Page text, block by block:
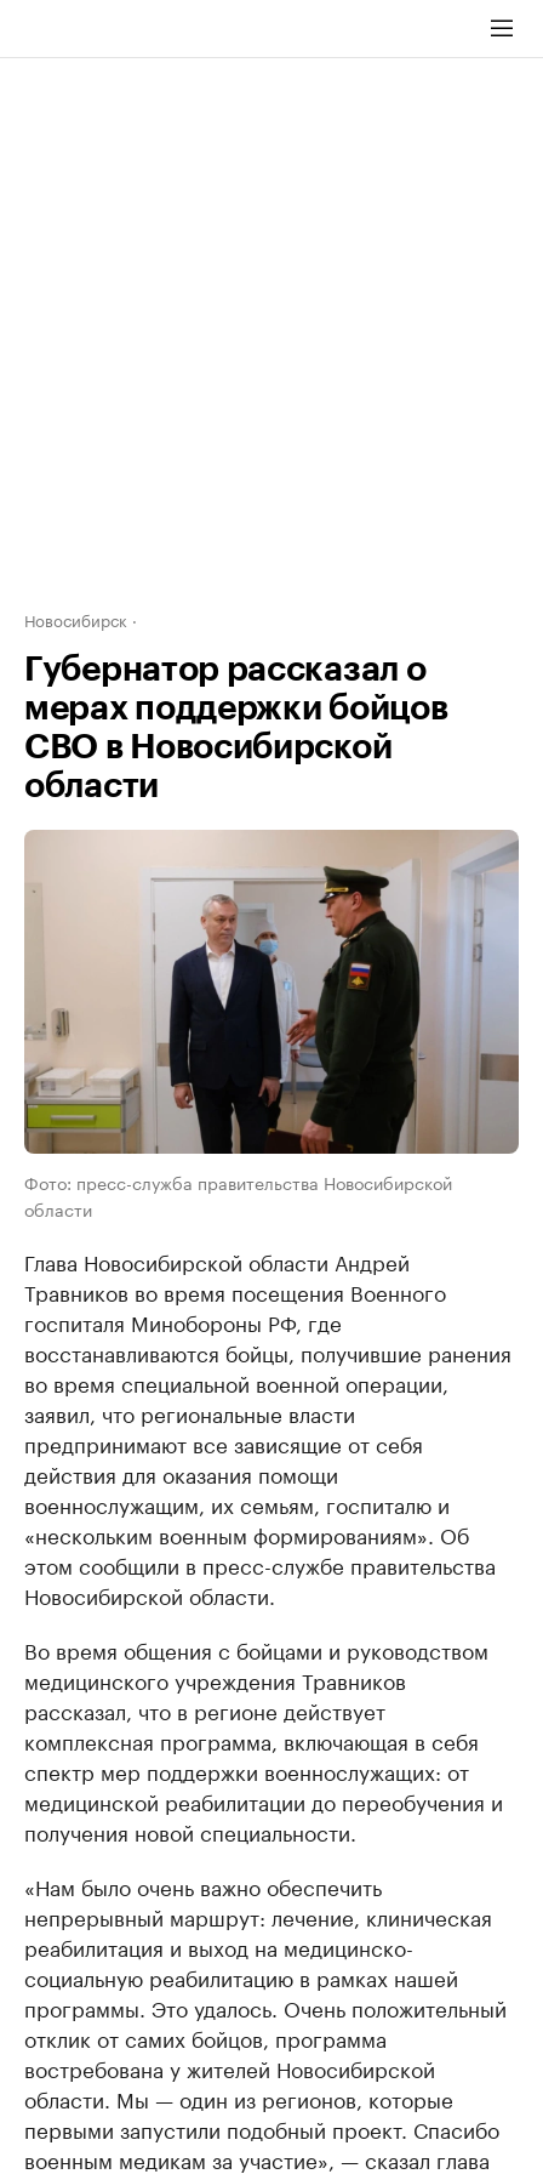
Новосибирск
Губернатор рассказал о
мерах поддержки бойцов
СВО в Новосибирской
области
Фото: пресс-служба правительства Новосибирской
области
Глава Новосибирской области Андрей
Травников во время посещения Военного
госпиталя Минобороны РФ, где
восстанавливаются бойцы, получившие ранения
во время специальной военной операции,
заявил, что региональные власти
предпринимают все зависящие от себя
действия для оказания помощи
военнослужащим, их семьям, госпиталю и
«нескольким военным формированиям». Об
этом сообщили в пресс-службе правительства
Новосибирской области.
Во время общения с бойцами и руководством
медицинского учреждения Травников
рассказал, что в регионе действует
комплексная программа, включающая в себя
спектр мер поддержки военнослужащих: от
медицинской реабилитации до переобучения и
получения новой специальности.
«Нам было очень важно обеспечить
непрерывный маршрут: лечение, клиническая
реабилитация и выход на медицинско-
социальную реабилитацию в рамках нашей
программы. Это удалось. Очень положительный
отклик от самих бойцов, программа
востребована у жителей Новосибирской
области. Мы — один из регионов, которые
первыми запустили подобный проект. Спасибо
военным медикам за участие», — сказал глава